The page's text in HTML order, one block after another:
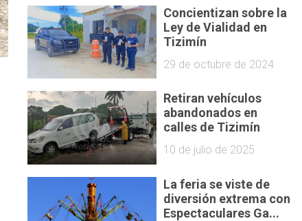
Concientizan sobre la
Ley de Vialidad en
Tizimín
29 de octubre de 2024
Retiran vehículos
abandonados en
calles de Tizimín
10 de julio de 2025
La feria se viste de
diversión extrema con
Espectaculares Ga...